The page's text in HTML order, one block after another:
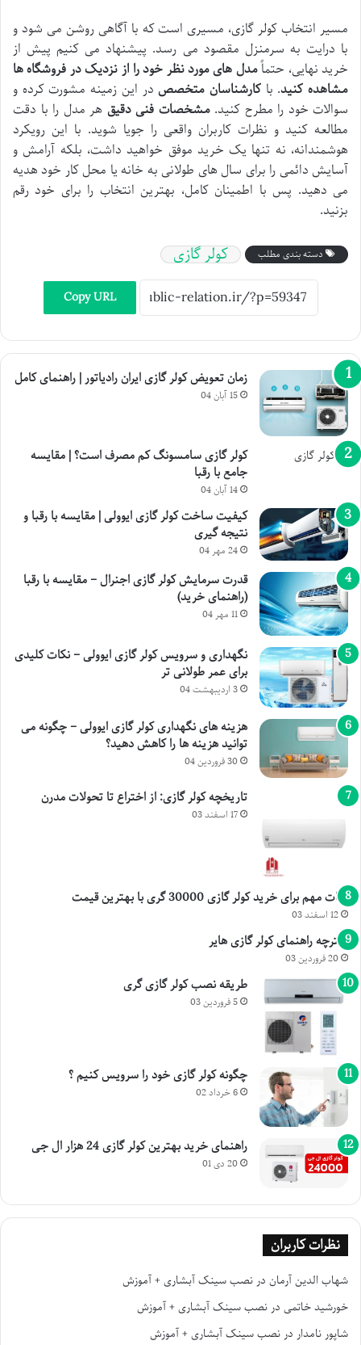
مسیر انتخاب کولر گازی، مسیری است که با آگاهی روشن می شود و
با درایت به سرمنزل مقصود می رسد. پیشنهاد می کنیم پیش از
خرید نهایی، حتماًمدل های مورد نظر خود را از نزدیک در فروشگاه ها
مشاهده کنید. باکارشناسان متخصصدر این زمینه مشورت کرده و
سوالات خود را مطرح کنید.مشخصات فنی دقیق هر مدل را با دقت
مطالعه کنید و نظرات کاربران واقعی را جویا شوید. با این رویکرد
هوشمندانه، نه تنها یک خرید موفق خواهید داشت، بلکه آرامش و
آسایش دائمی را برای سال های طولانی به خانه یا محل کار خود هدیه
می دهید. پس با اطمینان کامل، بهترین انتخاب را برای خود رقم
بزنید.
دسته بندی مطلب کولر گازی
Copy URL
زمان تعویض کولر گازی ایران رادیاتور | راهنمای کامل
15 آبان 04
کولر گازی سامسونگ کم مصرف است؟ | مقایسه
جامع با رقبا
14 آبان 04
کیفیت ساخت کولر گازی ایوولی | مقایسه با رقبا و
نتیجه گیری
24 مهر 04
قدرت سرمایش کولر گازی اجنرال – مقایسه با رقبا
(راهنمای خرید)
11 مهر 04
نگهداری و سرویس کولر گازی ایوولی – نکات کلیدی
برای عمر طولانی تر
3 اردیبهشت 04
هزینه های نگهداری کولر گازی ایوولی – چگونه می
توانید هزینه ها را کاهش دهید؟
30 فروردین 04
تاریخچه کولر گازی: از اختراع تا تحولات مدرن
17 اسفند 03
نکات مهم برای خرید کولر گازی 30000 گری با بهترین قیمت
12 اسفند 03
دفترچه راهنمای کولر گازی هایر
20 فروردین 03
طریقه نصب کولر گازی گری
5 فروردین 03
چگونه کولر گازی خود را سرویس کنیم ؟
6 خرداد 02
راهنمای خرید بهترین کولر گازی 24 هزار ال جی
20 دی 01
نظرات کاربران
شهاب الدین آرمان در نصب سینک آبشاری + آموزش
خورشید خاتمی در نصب سینک آبشاری + آموزش
شاپور نامدار در نصب سینک آبشاری + آموزش